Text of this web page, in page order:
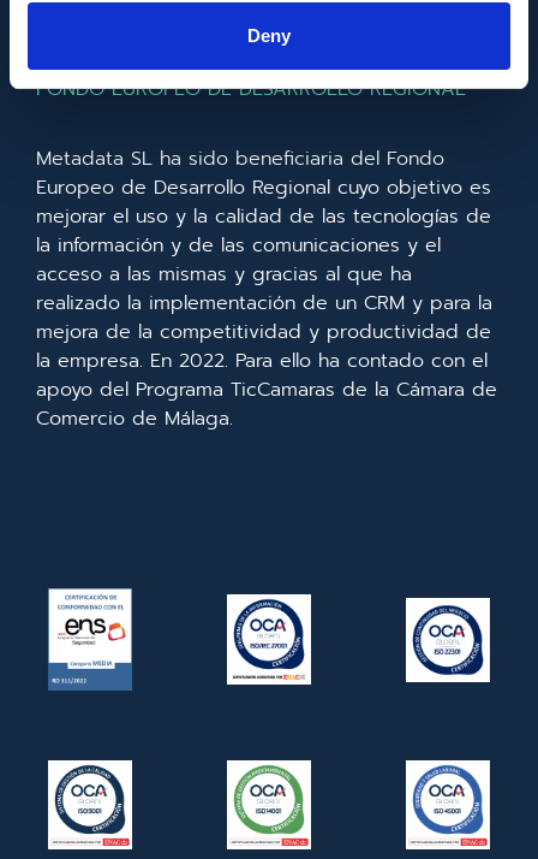
Deny
FONDO EUROPEO DE DESARROLLO REGIONAL
Metadata SL ha sido beneficiaria del Fondo
Europeo de Desarrollo Regional cuyo objetivo es
mejorar el uso y la calidad de las tecnologías de
la información y de las comunicaciones y el
acceso a las mismas y gracias al que ha
realizado la implementación de un CRM y para la
mejora de la competitividad y productividad de
la empresa. En 2022. Para ello ha contado con el
apoyo del Programa TicCamaras de la Cámara de
Comercio de Málaga.